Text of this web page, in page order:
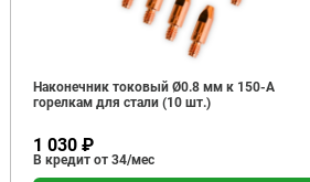
Наконечник токовый Ø0.8 мм к 150-А
горелкам для стали (10 шт.)
1 030 ₽
В кредит от 34/мес